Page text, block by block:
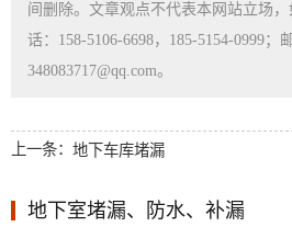
间删除。文章观点不代表本网站立场
话：158-5106-6698，185-5154-0999；
348083717@qq.com。
上一条： 地下车库堵漏
地下室堵漏、防水、补漏